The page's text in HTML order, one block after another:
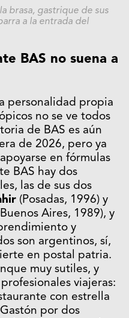
brasa, gastrique de sus
a la entrada del
BAS no suena a
personalidad propia
no se ve todos
de BAS es aún
de 2026, pero ya
en fórmulas
BAS hay dos
las de sus dos
(Posadas, 1996) y
Aires, 1989), y
y
son argentinos, sí,
en postal patria.
muy sutiles, y
viajeras:
con estrella
por dos